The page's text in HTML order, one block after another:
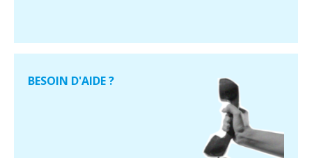
BESOIN D'AIDE ?